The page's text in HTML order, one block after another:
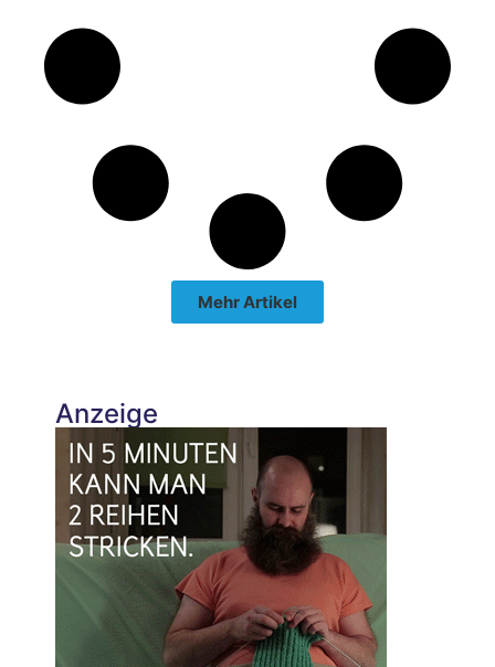
Mehr Artikel
Anzeige